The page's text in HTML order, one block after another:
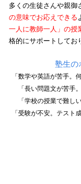
多くの生徒さんや親御
の意味でお応えできる
一人に教師一人」の授
格的にサポートしてお
塾生の
「数学や英語が苦手。
「長い問題文が苦手
「学校の授業で難し
「受験が不安。テスト